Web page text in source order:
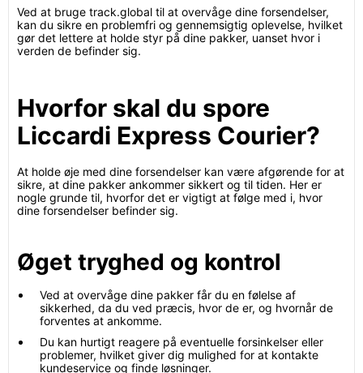
Ved at bruge track.global til at overvåge dine forsendelser,
kan du sikre en problemfri og gennemsigtig oplevelse, hvilket
gør det lettere at holde styr på dine pakker, uanset hvor i
verden de befinder sig.
Hvorfor skal du spore
Liccardi Express Courier?
At holde øje med dine forsendelser kan være afgørende for at
sikre, at dine pakker ankommer sikkert og til tiden. Her er
nogle grunde til, hvorfor det er vigtigt at følge med i, hvor
dine forsendelser befinder sig.
Øget tryghed og kontrol
Ved at overvåge dine pakker får du en følelse af
sikkerhed, da du ved præcis, hvor de er, og hvornår de
forventes at ankomme.
Du kan hurtigt reagere på eventuelle forsinkelser eller
problemer, hvilket giver dig mulighed for at kontakte
kundeservice og finde løsninger.